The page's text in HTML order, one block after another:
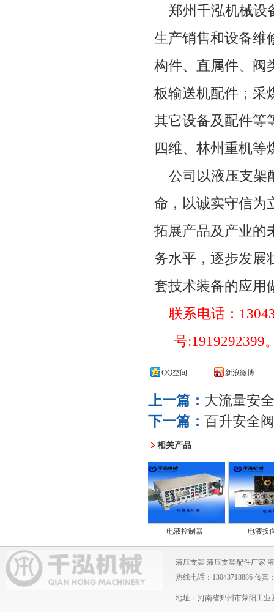
郑州千泓机械设
生产销售和设备维
构件、直属件、阀
板输送机配件；采
其它设备及配件等
四维、林州重机等
公司以液压支架
命，以诚实守信为
拓展产品及产业的
务水平，逐步发展
套技术装备的应用
联系电话：
号:1919292399
QQ空间 新浪微博
上一篇： 大流量安
下一篇： 百升安全阀
相关产品
电液控制器 电液换向阀组
液压支架 液压支架配件厂家
热线电话：13043718886 传真
地址：河南省郑州市荥阳工业